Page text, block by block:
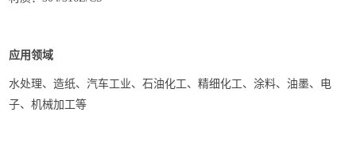
应用领域
水处理、造纸、汽车工业、石油化工、精细化工、涂料、油墨、电
子、机械加工等